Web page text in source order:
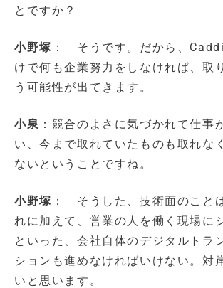
とですか？
小野塚 ： そうです。だから、
けで何も企業努力をしなければ、取
う可能性が出てきます。
小泉 ：競合のよさに気づかれて仕事
い、今まで取れていたものも取れな
ないということですね。
小野塚 ： そうした、技術面のこと
れに加えて、営業の人を働く現場に
といった、会社自体のデジタルトラ
ションも進めなければいけない。対
いと思います。